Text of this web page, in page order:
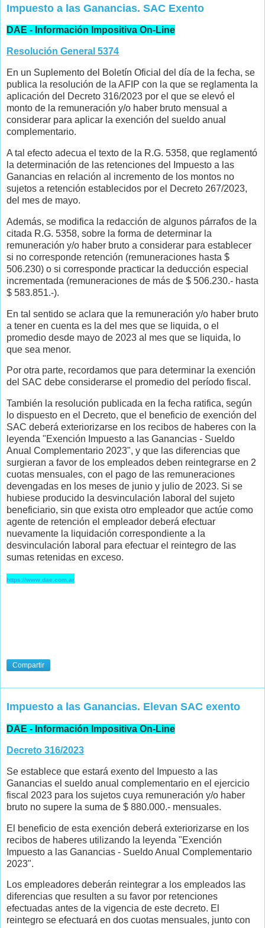
Impuesto a las Ganancias. SAC Exento
DAE - Información Impositiva On-Line
Resolución General 5374
En un Suplemento del Boletín Oficial del día de la fecha, se
publica la resolución de la AFIP con la que se reglamenta la
aplicación del Decreto 316/2023 por el que se elevó el
monto de la remuneración y/o haber bruto mensual a
considerar para aplicar la exención del sueldo anual
complementario.
A tal efecto adecua el texto de la R.G. 5358, que reglamentó
la determinación de las retenciones del Impuesto a las
Ganancias en relación al incremento de los montos no
sujetos a retención establecidos por el Decreto 267/2023,
del mes de mayo.
Además, se modifica la redacción de algunos párrafos de la
citada R.G. 5358, sobre la forma de determinar la
remuneración y/o haber bruto a considerar para establecer
si no corresponde retención (remuneraciones hasta $
506.230) o si corresponde practicar la deducción especial
incrementada (remuneraciones de más de $ 506.230.- hasta
$ 583.851.-).
En tal sentido se aclara que la remuneración y/o haber bruto
a tener en cuenta es la del mes que se liquida, o el
promedio desde mayo de 2023 al mes que se liquida, lo
que sea menor.
Por otra parte, recordamos que para determinar la exención
del SAC debe considerarse el promedio del período fiscal.
También la resolución publicada en la fecha ratifica, según
lo dispuesto en el Decreto, que el beneficio de exención del
SAC deberá exteriorizarse en los recibos de haberes con la
leyenda "Exención Impuesto a las Ganancias - Sueldo
Anual Complementario 2023", y que las diferencias que
surgieran a favor de los empleados deben reintegrarse en 2
cuotas mensuales, con el pago de las remuneraciones
devengadas en los meses de junio y julio de 2023. Si se
hubiese producido la desvinculación laboral del sujeto
beneficiario, sin que exista otro empleador que actúe como
agente de retención el empleador deberá efectuar
nuevamente la liquidación correspondiente a la
desvinculación laboral para efectuar el reintegro de las
sumas retenidas en exceso.
https://www.dae.com.ar
Compartir
Impuesto a las Ganancias. Elevan SAC exento
DAE - Información Impositiva On-Line
Decreto 316/2023
Se establece que estará exento del Impuesto a las
Ganancias el sueldo anual complementario en el ejercicio
fiscal 2023 para los sujetos cuya remuneración y/o haber
bruto no supere la suma de $ 880.000.- mensuales.
El beneficio de esta exención deberá exteriorizarse en los
recibos de haberes utilizando la leyenda "Exención
Impuesto a las Ganancias - Sueldo Anual Complementario
2023".
Los empleadores deberán reintegrar a los empleados las
diferencias que resulten a su favor por retenciones
efectuadas antes de la vigencia de este decreto. El
reintegro se efectuará en dos cuotas mensuales, junto con